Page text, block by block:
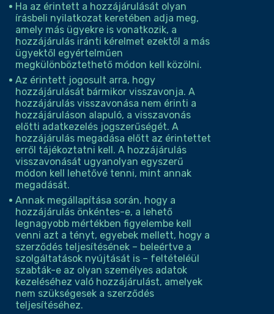
Ha az érintett a hozzájárulását olyan
írásbeli nyilatkozat keretében adja meg,
amely más ügyekre is vonatkozik, a
hozzájárulás iránti kérelmet ezektől a más
ügyektől egyértelműen
megkülönböztethető módon kell közölni.
Az érintett jogosult arra, hogy
hozzájárulását bármikor visszavonja. A
hozzájárulás visszavonása nem érinti a
hozzájáruláson alapuló, a visszavonás
előtti adatkezelés jogszerűségét. A
hozzájárulás megadása előtt az érintettet
erről tájékoztatni kell. A hozzájárulás
visszavonását ugyanolyan egyszerű
módon kell lehetővé tenni, mint annak
megadását.
Annak megállapítása során, hogy a
hozzájárulás önkéntes-e, a lehető
legnagyobb mértékben figyelembe kell
venni azt a tényt, egyebek mellett, hogy a
szerződés teljesítésének – beleértve a
szolgáltatások nyújtását is – feltételéül
szabták-e az olyan személyes adatok
kezeléséhez való hozzájárulást, amelyek
nem szükségesek a szerződés
teljesítéséhez.